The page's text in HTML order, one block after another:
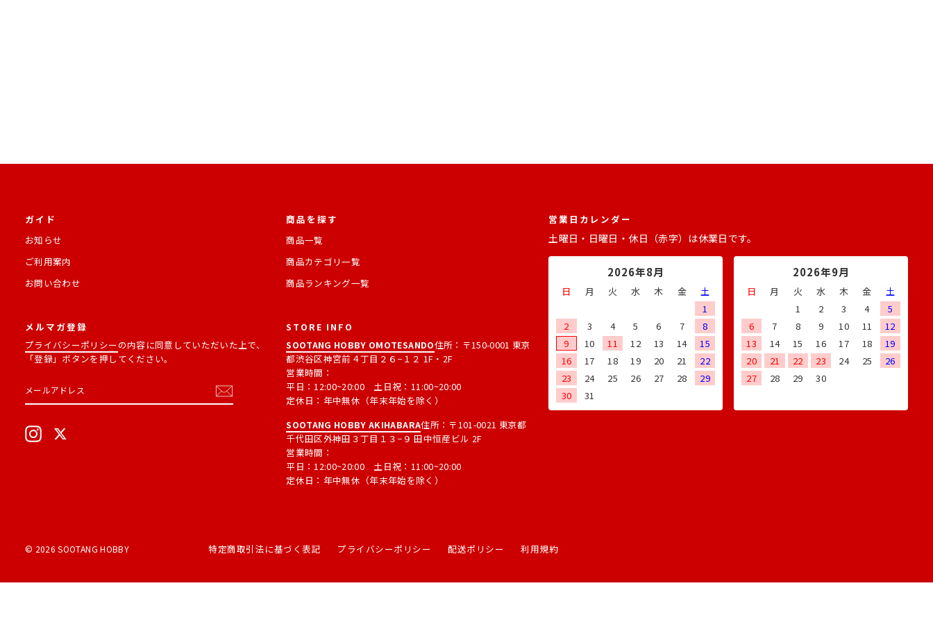
ガイド
お知らせ
ご利用案内
お問い合わせ
商品を探す
商品一覧
商品カテゴリ一覧
商品ランキング一覧
メルマガ登録
プライバシーポリシー の内容に同意していただいた上で、
「登録」ボタンを押してください。
ー
ル
ド
レ
読
す
Instagram
STORE INFO
SOOTANG HOBBY OMOTESANDO住所：〒150-0001 東京
都渋谷区神宮前４丁目２６−１２ 1F・2F
営業時間：
平日：12:00~20:00 土日祝：11:00~20:00
定休日：年中無休（年末年始を除く）
SOOTANG HOBBY AKIHABARA住所：〒101-0021 東京都
千代田区外神田３丁目１３−９ 田中恒産ビル 2F
営業時間：
平日：12:00~20:00 土日祝：11:00~20:00
定休日：年中無休（年末年始を除く）
営業日カレンダー
土曜日・日曜日・休日（赤字）は休業日です。
2026年8月
日 月 火 水 木 金
土
1
2
3 4 5 6 7
8
9
10 11 12 13 14
15
16
17 18 19 20 21
22
23
24 25 26 27 28
29
30
31
2026年9月
日 月 火 水 木 金
土
1
2 3 4
5
6
7 8 9 10 11
12
13
14 15 16 17 18
19
20
21 22 23 24 25
26
27
28 29 30
© 2026 SOOTANG HOBBY 特定商取引法に基づく表記 プライバシーポリシー 配送ポリシー 利用規約